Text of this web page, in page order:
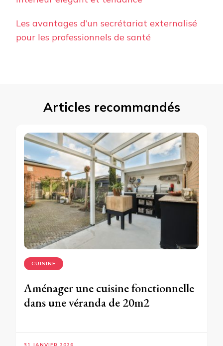
Les avantages d’un secrétariat externalisé
pour les professionnels de santé
Articles recommandés
CUISINE
Aménager une cuisine fonctionnelle
dans une véranda de 20m2